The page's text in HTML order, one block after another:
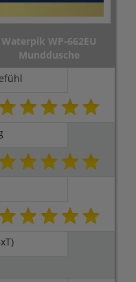
Waterpik WP-662EU
Munddusche